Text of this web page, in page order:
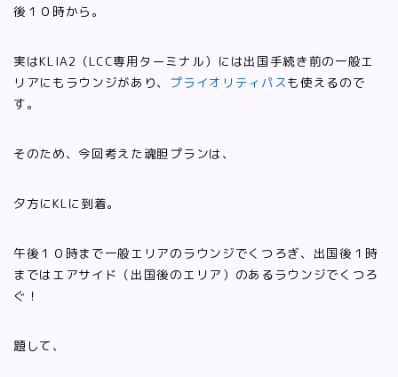
後１０時から。
実はKLIA2（LCC専用ターミナル）には出国手続き前の一般エ
リアにもラウンジがあり、 プライオリティパスも使えるので
す。
そのため、今回考えた魂胆プランは、
夕方にKLに到着。
午後１０時まで一般エリアのラウンジでくつろぎ、出国後１時
まではエアサイド（出国後のエリア）のあるラウンジでくつろ
ぐ！
題して、